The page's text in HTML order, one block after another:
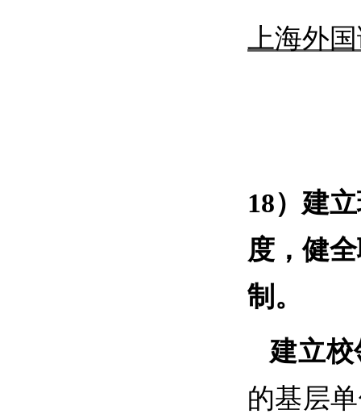
上海外
18） 建
度，健
制。
建立
的基层